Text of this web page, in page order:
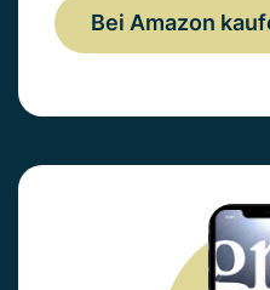
Bei Amazon